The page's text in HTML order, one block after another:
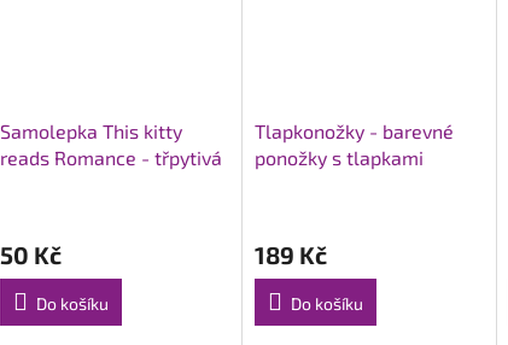
Samolepka This kitty
reads Romance - třpytivá
50 Kč
Do košíku
Tlapkonožky - barevné
ponožky s tlapkami
produktu
je
5,0
z
189 Kč
Do košíku